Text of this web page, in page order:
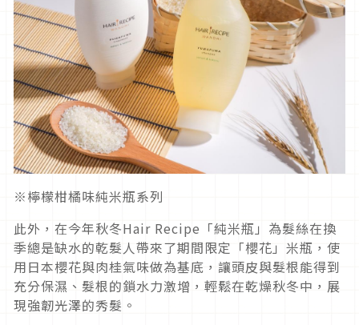
※檸檬柑橘味純米瓶系列
此外，在今年秋冬Hair Recipe「純米瓶」為髮絲在換
季總是缺水的乾髮人帶來了期間限定「櫻花」米瓶，使
用日本櫻花與肉桂氣味做為基底，讓頭皮與髮根能得到
充分保濕、髮根的鎖水力激增，輕鬆在乾燥秋冬中，展
現強韌光澤的秀髮。